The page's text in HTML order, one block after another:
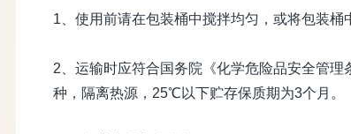
1、使用前请在包装桶中搅拌均匀，或将包装桶
2、运输时应符合国务院《化学危险品安全管
种，隔离热源，25℃以下贮存保质期为3个月。